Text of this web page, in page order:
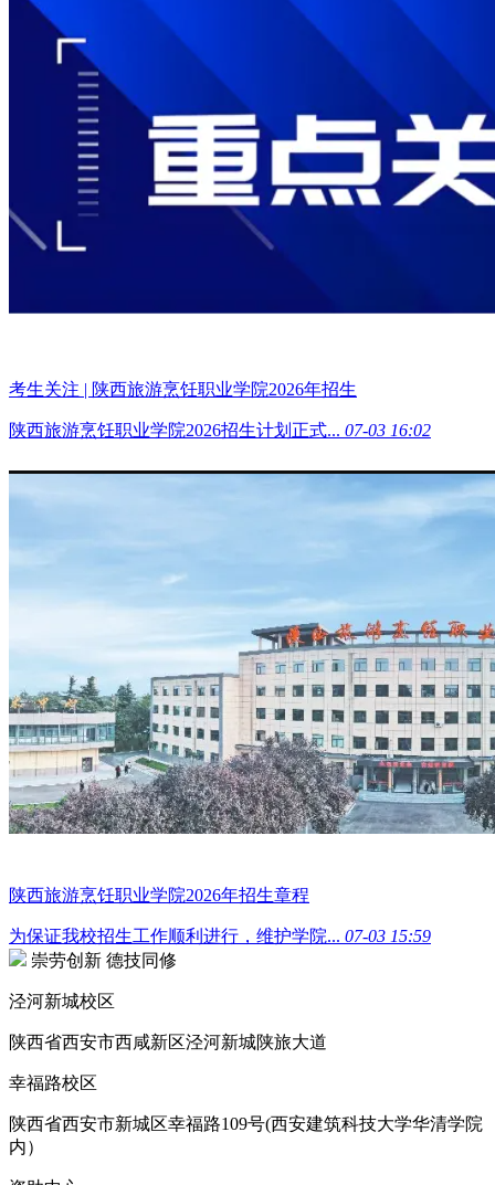
考生关注 | 陕西旅游烹饪职业学院2026年招生
陕西旅游烹饪职业学院2026招生计划正式... 07-03 16:02
陕西旅游烹饪职业学院2026年招生章程
为保证我校招生工作顺利进行，维护学院... 07-03 15:59
崇劳创新 德技同修
泾河新城校区
陕西省西安市西咸新区泾河新城陕旅大道
幸福路校区
陕西省西安市新城区幸福路109号(西安建筑科技大学华清学院
内）